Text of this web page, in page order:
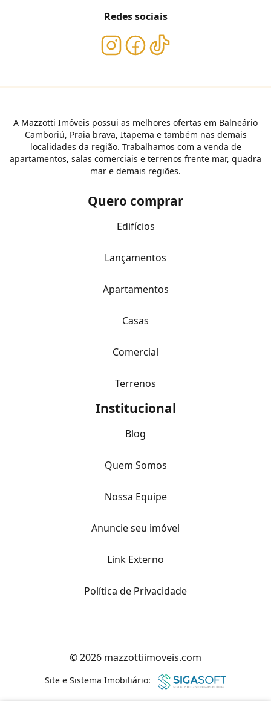
Redes sociais
A Mazzotti Imóveis possui as melhores ofertas em Balneário
Camboriú, Praia brava, Itapema e também nas demais
localidades da região. Trabalhamos com a venda de
apartamentos, salas comerciais e terrenos frente mar, quadra
mar e demais regiões.
Quero comprar
Edifícios
Lançamentos
Apartamentos
Casas
Comercial
Terrenos
Institucional
Blog
Quem Somos
Nossa Equipe
Anuncie seu imóvel
Link Externo
Política de Privacidade
© 2026 mazzottiimoveis.com
Site e Sistema Imobiliário: